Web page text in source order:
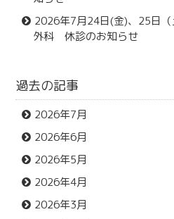
2026年7月24日(金)、25日
外科 休診のお知らせ
過去の記事
2026年7月
2026年6月
2026年5月
2026年4月
2026年3月